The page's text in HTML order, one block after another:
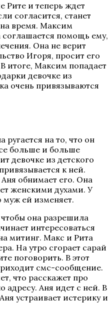
Рите и теперь ждет
согласится, станет
время. Максим
помощь ему,
Она не верит
Игоря, просит его
итоге, Максим попадает
девочке из
очень привязываются
ругается на то, что он
больше и больше
девочке из детского
к ней.
обнимает его. Она
женскими духами. У
муж ей изменяет.
она разрешила
интересоваться
митинг. Макс и Рита
На утро сгорает сарай
поговорить. В этот
смс-сообщение.
что расскажет про
адресу. Аня идет с ней. В
устраивает истерику и